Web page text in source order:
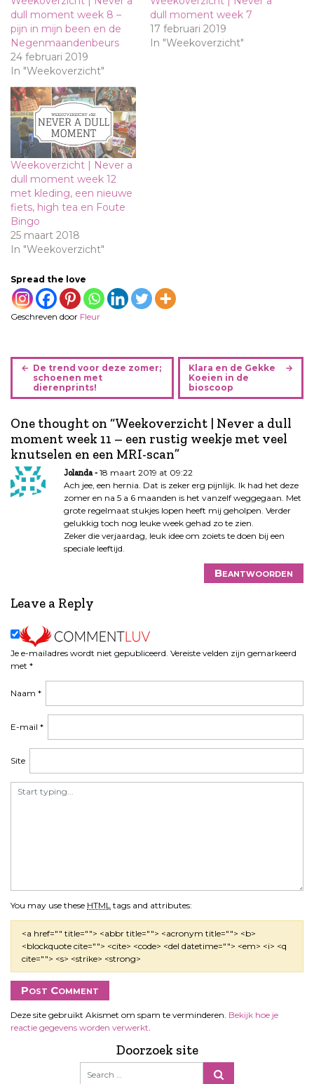
dull moment week 8 –
pijn in mijn been en de
Negenmaandenbeurs
24 februari 2019
In "Weekoverzicht"
dull moment week 7
17 februari 2019
In "Weekoverzicht"
Weekoverzicht | Never a
dull moment week 12
met kleding, een nieuwe
fiets, high tea en Foute
Bingo
25 maart 2018
In "Weekoverzicht"
Spread the love
Geschreven door Fleur
B
r
c
h
t
n
a
v
e
De trend voor deze zomer;
schoenen met
dierenprints!
Klara en de Gekke
Koeien in de
bioscoop
One thought on “Weekoverzicht | Never a dull
moment week 11 – een rustig weekje met veel
knutselen en een MRI-scan”
Jolanda
18 maart 2019 at 09:22
Ach jee, een hernia. Dat is zeker erg pijnlijk. Ik had het deze
zomer en na 5 a 6 maanden is het vanzelf weggegaan. Met
grote regelmaat stukjes lopen heeft mij geholpen. Verder
gelukkig toch nog leuke week gehad zo te zien.
Zeker die verjaardag, leuk idee om zoiets te doen bij een
speciale leeftijd.
Beantwoorden
Leave a Reply
Je e-mailadres wordt niet gepubliceerd. Vereiste velden zijn gemarkeerd
met *
You may use these HTML tags and attributes:
<a href="" title=""> <abbr title=""> <acronym title=""> <b>
<blockquote cite=""> <cite> <code> <del datetime=""> <em> <i> <q
cite=""> <s> <strike> <strong>
Naam *
E-mail *
Site
Deze site gebruikt Akismet om spam te verminderen. Bekijk hoe je
reactie gegevens worden verwerkt
Doorzoek site